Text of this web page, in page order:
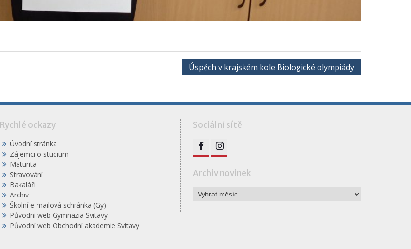
Úspěch v krajském kole Biologické olympiády
Rychlé odkazy
Úvodní stránka
Zájemci o studium
Maturita
Stravování
Bakaláři
Archiv
Školní e-mailová schránka (Gy)
Původní web Gymnázia Svitavy
Původní web Obchodní akademie Svitavy
Sociální sítě
FB IG
Archiv novinek
Archiv